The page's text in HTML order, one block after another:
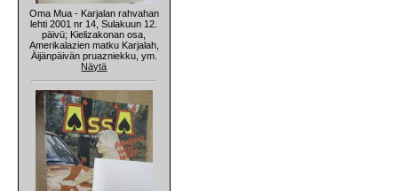
Oma Mua - Karjalan rahvahan
lehti 2001 nr 14, Sulakuun 12.
päivü; Kielizakonan osa,
Amerikalazien matku Karjalah,
Äijänpäivän pruazniekku, ym.
Näytä